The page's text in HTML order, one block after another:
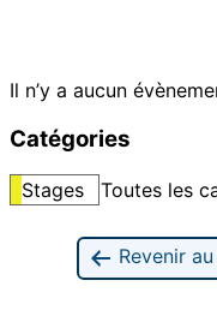
Il n’y a aucun
Catégories
Stages Toutes les
Revenir